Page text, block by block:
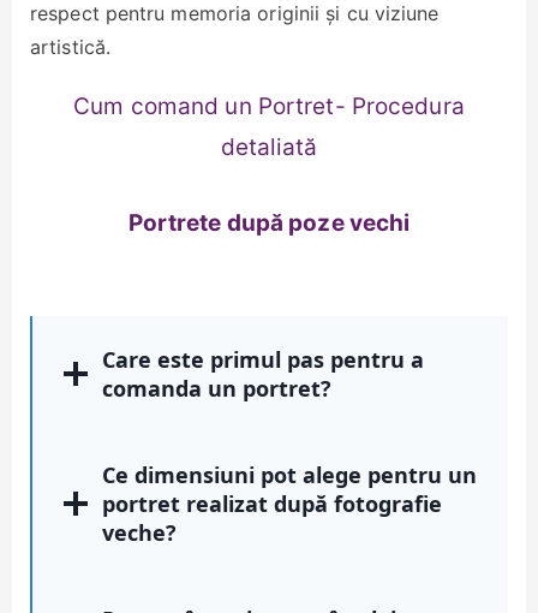
respect pentru memoria originii și cu viziune
artistică.
Cum comand un Portret- Procedura
detaliată
Portrete după poze vechi
Care este primul pas pentru a
comanda un portret?
Ce dimensiuni pot alege pentru un
portret realizat după fotografie
veche?